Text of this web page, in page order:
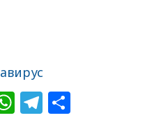
WhatsApp
Telegram